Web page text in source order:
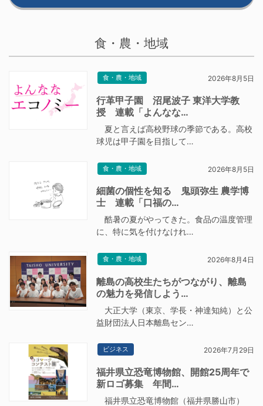
食・農・地域
食・農・地域 2026年8月5日
行革甲子園 沼尾波子 東洋大学教
授 連載「よんなな…
夏と言えば高校野球の季節である。高校
球児は甲子園を目指して…
食・農・地域 2026年8月5日
細菌の個性を知る 鬼頭弥生 農学博
士 連載「口福の…
酷暑の夏がやってきた。食品の温度管理
に、特に気を付けなけれ…
食・農・地域 2026年8月4日
離島の高校生たちがつながり、離島
の魅力を発信しよう…
大正大学（東京、学長・神達知純）と公
益財団法人日本離島セン…
ビジネス 2026年7月29日
福井県立恐竜博物館、開館25周年で
新ロゴ募集 年間…
福井県立恐竜博物館（福井県勝山市）